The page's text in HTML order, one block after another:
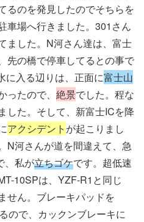
るのを発見したのでそちらを
車場へ行きました。301さん
ました。N河さん達は、富士
先の橋で停車してるとの事で
に入る辺りは、正面に富士山
たので、 絶景でした。程な
した。そして、新富士ICを降
アクシデント が起こりまし
N河さんが道を間違えて、急
、私が立ちゴケです。超低速
10SPは、YZF-R1と同じ
せん。ブレーキパッドを
ので、カックンブレーキに